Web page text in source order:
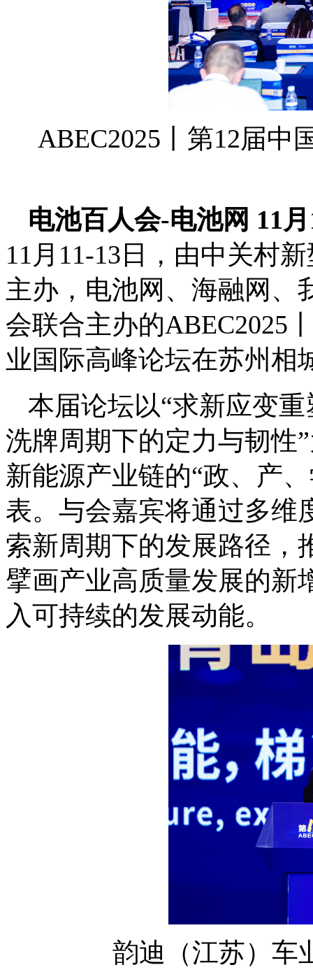
ABEC2025丨第12届中
电池百人会-电池网 11
11月11-13日，由中关村
主办，电池网、海融网、
会联合主办的ABEC2025
业国际高峰论坛在苏州相
本届论坛以“求新应变
洗牌周期下的定力与韧性
新能源产业链的“政、产
表。与会嘉宾将通过多维
索新周期下的发展路径，
擘画产业高质量发展的新
入可持续的发展动能。
韵迪（江苏）车